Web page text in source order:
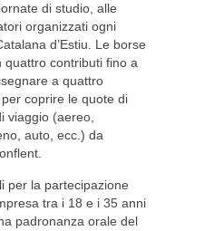
di studio, alle
organizzati ogni
d’Estiu. Le borse
quattro contributi fino a
a quattro
coprire le quote di
viaggio (aereo,
auto, ecc.) da
per la partecipazione
tra i 18 e i 35 anni
padronanza orale del